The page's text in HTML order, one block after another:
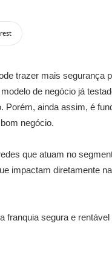
trazer mais segurança
de negócio já
ainda assim, é
negócio.
que atuam no
impactam diretamente
franquia segura e